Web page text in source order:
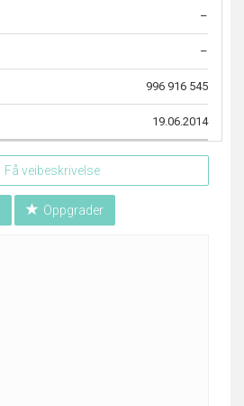
–
–
996 916 545
19.06.2014
Få veibeskrivelse
Oppgrader